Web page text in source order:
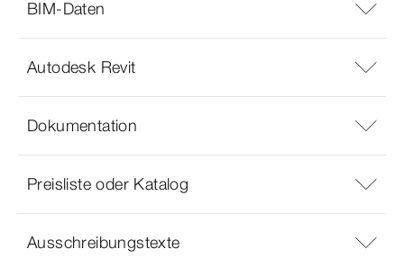
BIM-Daten
Autodesk Revit
Dokumentation
Preisliste oder Katalog
Ausschreibungstexte